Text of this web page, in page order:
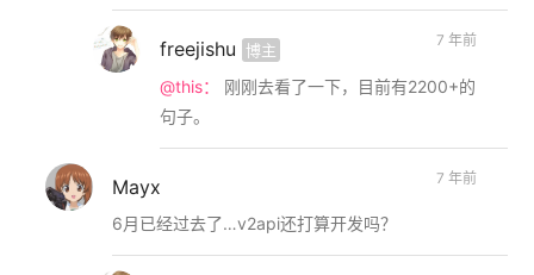
freejishu 博主
@this：
刚刚去看了一下，目前有2200+的
句子。
7 年前
Mayx
6月已经过去了…v2api还打算开发吗？
7 年前